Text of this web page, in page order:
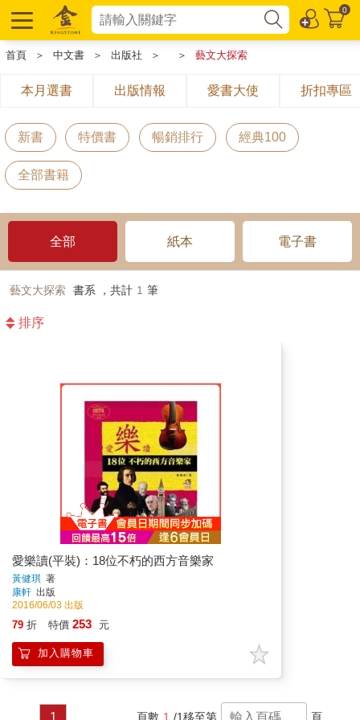
0
首頁 ＞ 中文書 ＞ 出版社 ＞ ＞ 藝文大探索
本月選書 出版情報 愛書大使 折扣專區
新書 特價書 暢銷排行 經典100
全部書籍
全部 紙本 電子書
藝文大探索 書系 ，共計 1 筆
排序
愛樂讀(平裝)：18位不朽的西方音樂家
黃健琪 著
康軒 出版
2016/06/03 出版
79 折 特價 253 元
加入購物車
1 頁數 1 /1移至第 頁